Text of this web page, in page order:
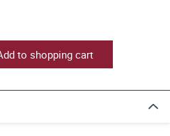
to shopping cart